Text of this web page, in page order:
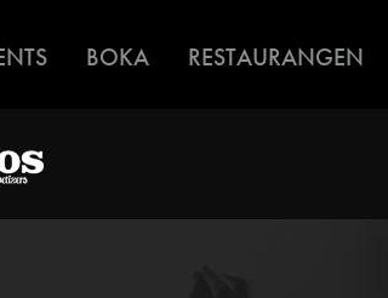
BOKA RESTAURANGEN